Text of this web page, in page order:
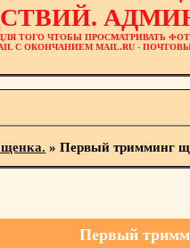
ТОГО ЧТОБЫ ПРОСМАТРИВАТЬ
С ОКОНЧАНИЕМ MAIL.RU -
»Первый тримминг
Первый